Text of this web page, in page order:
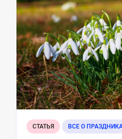
СТАТЬЯ ВСЕ О